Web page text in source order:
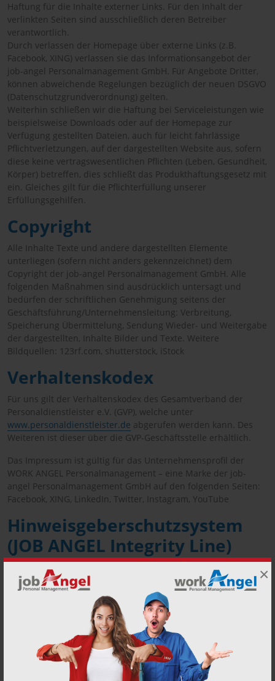
×
Haftung für die Inhalte externer Links. Für den Inhalt der
verlinkten Seiten sind ausschließlich deren Betreiber
verantwortlich.
Durch verlassen der Homepage über externe Links (z.B.
Facebook, XING) verlassen sie das Informationsangebot der
job-angel Personalmanagement GmbH. Für Angebote Dritter,
können abweichende Regelungen bezüglich der neuen DSGVO
(Datenschutzgrundverordnung) gelten.
Weiterhin schließen wir die Haftung bei Serviceleistungen wie
beispielsweise Downloads oder auf der Homepage zur
Verfügung gestellten Dateien, auch für leicht fahrlässige
Pflichtverletzungen, auf der dargestellten Website aus, sofern
diese keine vertragswesentlichen Pflichten (Leben, Gesundheit,
Körper) betreffen, dies schließt das Produkthaftungsgesetz mit
ein. Gleiches gilt für die Pflichterfüllung unserer
Erfüllungsgehilfen.
Copyright
Alle Inhalte Texte und andere dargestellten Elemente
unterliegen (sofern nicht anders gekennzeichnet) dem
Copyright der job-angel Personalmanagement GmbH. Alle
folgenden Maßnahmen sind ausdrücklich untersagt und
bedürfen der schriftlichen Genehmigung seitens der
Geschäftsführung/Unternehmensleitung: Verbreitung,
Speicherung Übermittelung, Sendung Wieder- und Weitergabe
der dargestellten, Inhalte Bilder und Texte. Weitere
Bildquellen: 123rf.com, shutterstock, iStock
Verhaltenskodex
Für uns gilt der Verhaltenskodex des Gesamtverband der
Personaldienstleister e.V. (GVP), welche unter
www.personaldienstleister.de abgerufen werden kann. Des
Weiteren ist dieser über die GVP-Geschäftsstelle erhältlich.
Das Impressum ist gültig für das Unternehmensprofil der
WORK ANGEL Personalmanagement – eine Marke der job-
angel Personalmanagement GmbH auf den folgenden Seiten:
Facebook, XING, LinkedIn, Twitter, Instagram, YouTube
Hinweisgeberschutzsystem
(JOB ANGEL Integrity Line)
Nur wenn Regeln und Normen eingehalten werden, können
wir Schaden von unserem Unternehmen, unseren
Beschäftigten und Geschäftspartnern abwenden.
Fehlverhalten muss daher frühzeitig erkannt werden. Dafür
haben wir das Hinweisgebersystem JOB ANGEL Integrity Line
eingerichtet. So können wir Hinweise auf Verstöße für das
Unternehmen, die Mitarbeiterinnen und Mitarbeiter fair und
angemessen nachgehen.